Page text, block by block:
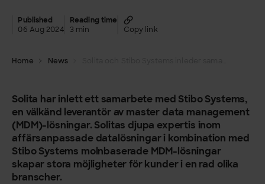
Published
06 Aug 2024
Reading time
3 min
Copy link
Home News
Solita har inlett ett samarbete med Stibo Systems,
en välkänd leverantör av master data management
(MDM)-lösningar. Solitas djupa expertis inom
affärsanpassade datalösningar i kombination med
Stibo Systems molnbaserade MDM-lösningar
skapar stora möjligheter för kunder i en rad olika
branscher.